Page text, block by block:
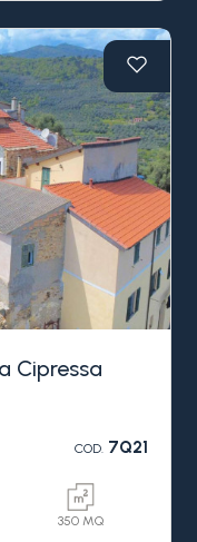
con grande
bagno e
mare.
taverna di
di forno a legna,
Cipressa si trova
dal mare.
Cipressa
COD.7Q21
350 MQ